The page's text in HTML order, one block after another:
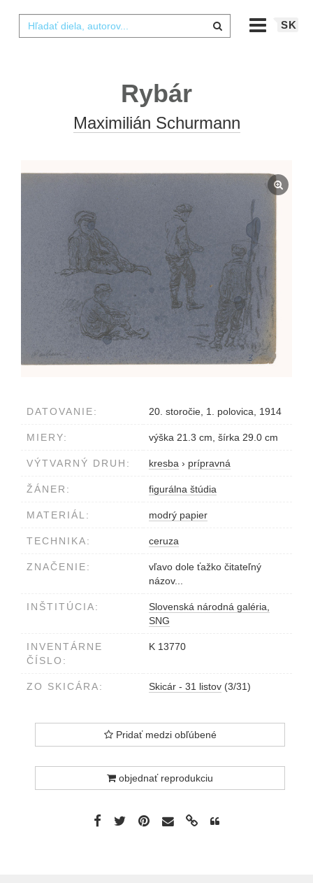
SK
Rybár
Maximilián Schurmann
DATOVANIE: 20. storočie, 1. polovica, 1914
MIERY: výška 21.3 cm, šírka 29.0 cm
VÝTVARNÝ DRUH: kresba › prípravná
ŽÁNER: figurálna štúdia
MATERIÁL: modrý papier
TECHNIKA: ceruza
ZNAČENIE:
vľavo dole ťažko čitateľný
názov...
INŠTITÚCIA:
Slovenská národná galéria,
SNG
INVENTÁRNE
ČÍSLO:
K 13770
ZO SKICÁRA: Skicár - 31 listov (3/31)
Pridať medzi obľúbené
objednať reprodukciu